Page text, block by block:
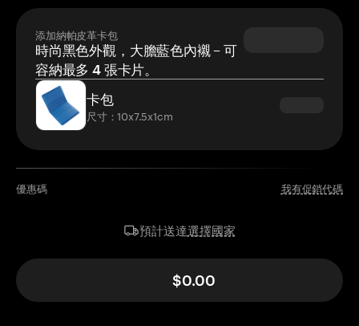
添加納帕皮革卡包
時尚黑色外觀，大膽藍色內襯 – 可
容納最多 4 張卡片。
卡包
尺寸：10x7.5x1cm
優惠碼 我有促銷代碼
預計送達選擇國家
$0.00